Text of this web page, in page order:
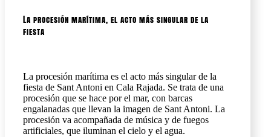
La procesión marítima, el acto más singular de la
fiesta
La procesión marítima es el acto más singular de la
fiesta de Sant Antoni en Cala Rajada. Se trata de una
procesión que se hace por el mar, con barcas
engalanadas que llevan la imagen de Sant Antoni. La
procesión va acompañada de música y de fuegos
artificiales, que iluminan el cielo y el agua.